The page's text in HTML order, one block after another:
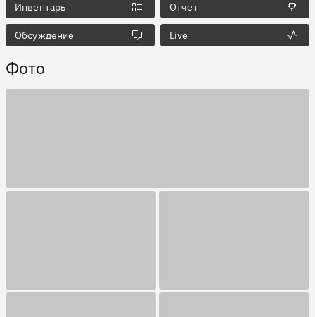
Инвентарь Отчет
Обсуждение Live
Фото